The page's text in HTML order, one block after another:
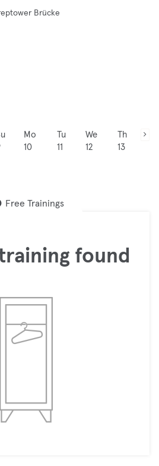
Brücke
Mo
10
Tu
11
We
12
Th
13
Free Trainings
found